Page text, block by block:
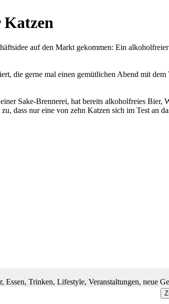
Katzen
auf den Markt gekommen: Ein
die gerne mal einen gemütlichen Abend mit
Sake-Brennerei, hat bereits alkoholfreies
dass nur eine von zehn Katzen sich im Test an
Essen, Trinken, Lifestyle, Veranstaltungen, neue